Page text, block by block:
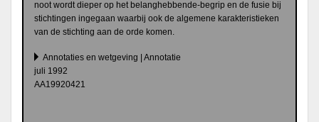
noot wordt dieper op het belanghebbende-begrip en de fusie bij
stichtingen ingegaan waarbij ook de algemene karakteristieken
van de stichting aan de orde komen.
Annotaties en wetgeving | Annotatie
juli 1992
AA19920421